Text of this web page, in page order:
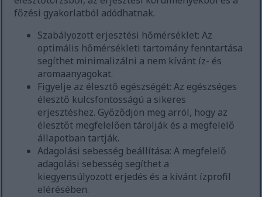
főzési gyakorlatból adódhatnak.
Szabályozott erjesztési hőmérséklet: Az
optimális hőmérsékleti tartomány fenntartása
segíthet minimalizálni a nem kívánt íz- és
aromaanyagokat.
Figyelje az élesztő egészségét: Az egészséges
élesztő kulcsfontosságú a sikeres
erjesztéshez. Győződjön meg arról, hogy az
élesztőt megfelelően tárolják és a megfelelő
állapotban tartják.
Adagolási sebesség beállítása: A megfelelő
adagolási sebesség segíthet a
kiegyensúlyozott erjedés és a kívánt ízprofil
elérésében.